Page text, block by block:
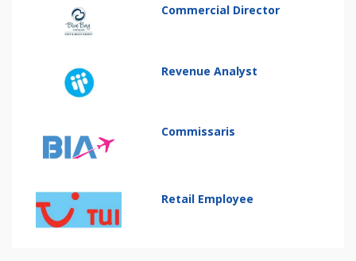
Commercial Director
Revenue Analyst
Commissaris
Retail Employee